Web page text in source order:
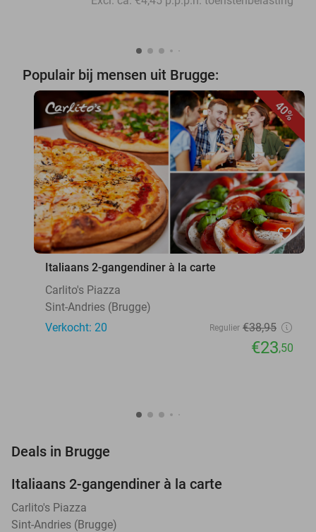
Populair bij mensen uit Brugge:
40%
favorite_border
Italiaans 2-gangendiner à la carte
Carlito's Piazza
Sint-Andries (Brugge)
Verkocht: 20
Regulier €38,95
€23,50
Deals in Brugge
Italiaans 2-gangendiner à la carte
Carlito's Piazza
Sint-Andries (Brugge)